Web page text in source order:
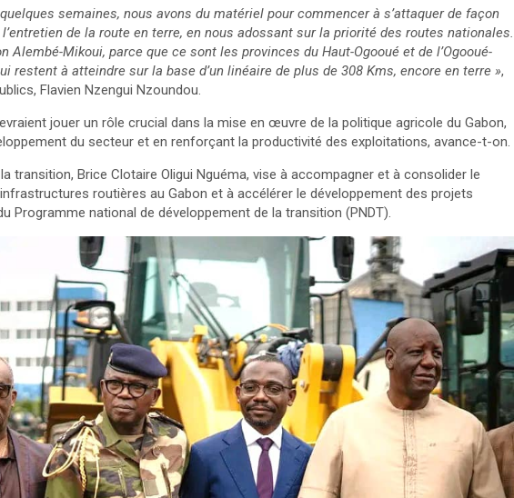
semaines, nous avons du matériel pour commencer à s’attaquer de façon
de la route en terre, en nous adossant sur la priorité des routes nationales.
Alembé-Mikoui, parce que ce sont les provinces du Haut-Ogooué et de l’Ogooué-
restent à atteindre sur la base d’un linéaire de plus de 308 Kms, encore en terre »,
Flavien Nzengui Nzoundou.
jouer un rôle crucial dans la mise en œuvre de la politique agricole du Gabon,
du secteur et en renforçant la productivité des exploitations, avance-t-on.
transition, Brice Clotaire Oligui Nguéma, vise à accompagner et à consolider le
routières au Gabon et à accélérer le développement des projets
Programme national de développement de la transition (PNDT).